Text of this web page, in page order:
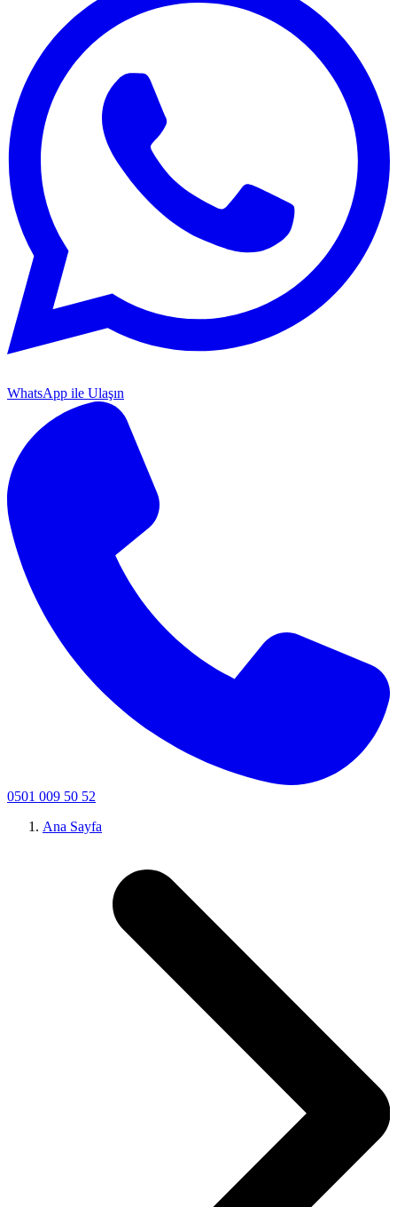
WhatsApp ile Ulaşın
0501 009 50 52
Ana Sayfa